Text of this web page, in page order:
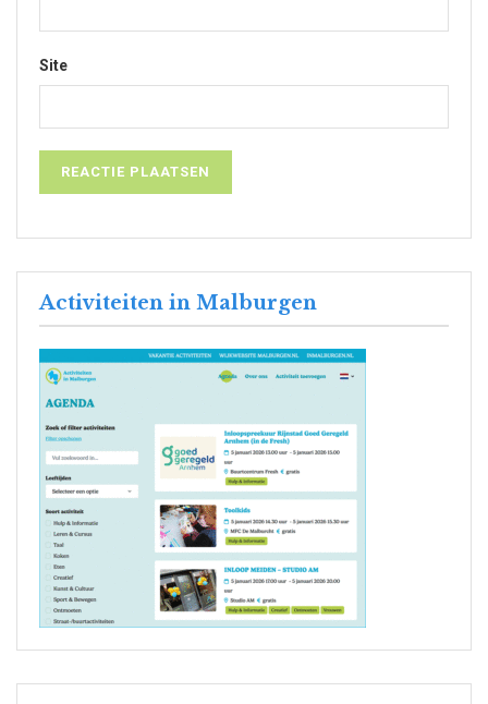
Site
Activiteiten in Malburgen